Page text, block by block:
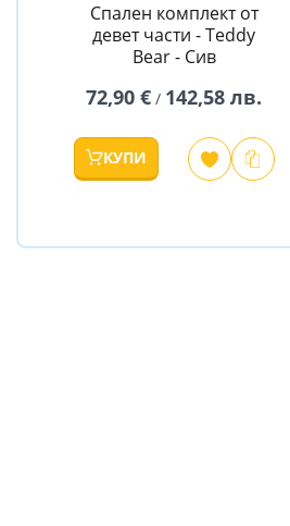
Спален комплект от
девет части - Teddy
Bear - Сив
72,90 € / 142,58 лв.
КУПИ